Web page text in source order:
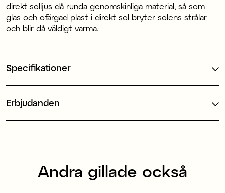
direkt solljus då runda genomskinliga material, så som
glas och ofärgad plast i direkt sol bryter solens strålar
och blir då väldigt varma.
Specifikationer
Erbjudanden
Andra gillade också